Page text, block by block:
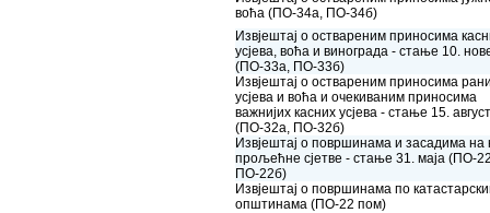
воћа (ПО-34а, ПО-34б)
Извјештај о оствареним приносима
усјева, воћа и винограда - стање 10.
(ПО-33а, ПО-33б)
Извјештај о оствареним приносима
усјева и воћа и очекиваним приносима
важнијих касних усјева - стање 15.
(ПО-32а, ПО-32б)
Извјештај о површинама и засадима на
прољећне сјетве - стање 31. маја (ПО-
ПО-22б)
Извјештај о површинама по
општинама (ПО-22 пом)